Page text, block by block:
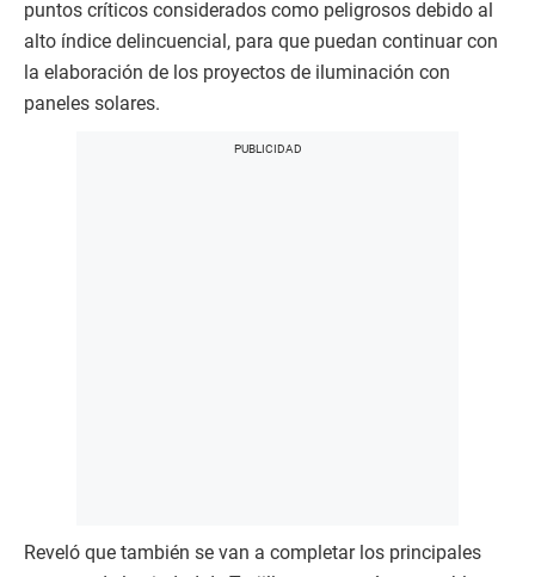
puntos críticos considerados como peligrosos debido al
alto índice delincuencial, para que puedan continuar con
la elaboración de los proyectos de iluminación con
paneles solares.
Reveló que también se van a completar los principales